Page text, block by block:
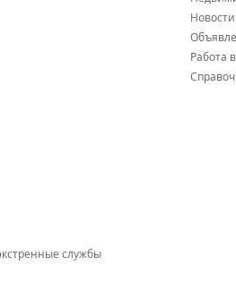
службы
Новости
Работа